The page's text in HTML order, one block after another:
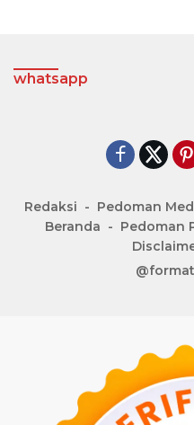
whatsapp
Redaksi Pedoman
Beranda
Pedoman